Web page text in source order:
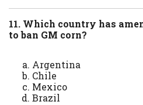
11. Which country has
to ban GM corn?
Argentina
Chile
Mexico
Brazil